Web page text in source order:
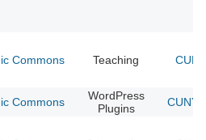
Commons Teaching
Commons
WordPress
Plugins
CUNY